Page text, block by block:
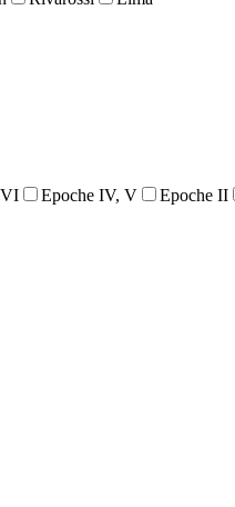
VI Epoche IV, V Epoche II